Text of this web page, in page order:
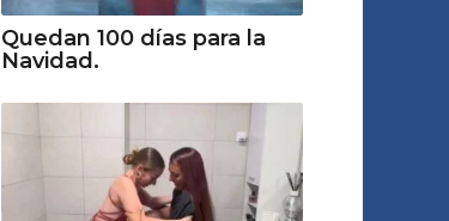
Quedan 100 días para la
Navidad.